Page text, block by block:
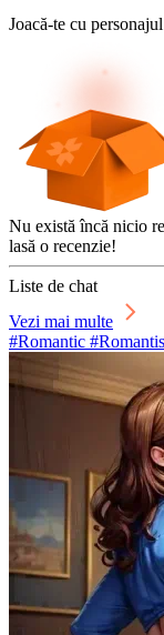
Joacă-te cu
Nu există încă nicio
lasă o recenzie!
Liste de chat
Vezi mai multe
#Romantic